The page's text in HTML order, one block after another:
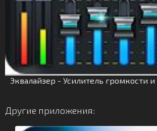
Эквалайзер - Усилитель громкости и
Другие приложения: